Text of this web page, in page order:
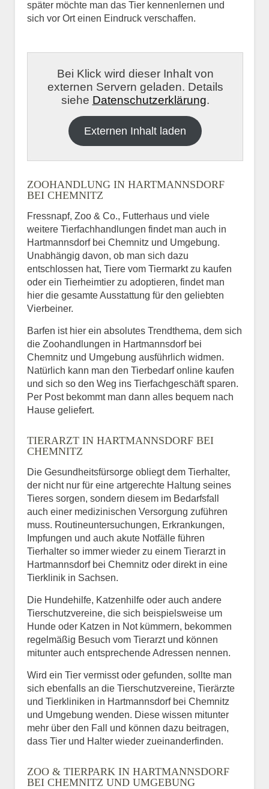
später möchte man das Tier kennenlernen und
sich vor Ort einen Eindruck verschaffen.
Bei Klick wird dieser Inhalt von
externen Servern geladen. Details
siehe Datenschutzerklärung.
Externen Inhalt laden
ZOOHANDLUNG IN HARTMANNSDORF
BEI CHEMNITZ
Fressnapf, Zoo & Co., Futterhaus und viele
weitere Tierfachhandlungen findet man auch in
Hartmannsdorf bei Chemnitz und Umgebung.
Unabhängig davon, ob man sich dazu
entschlossen hat, Tiere vom Tiermarkt zu kaufen
oder ein Tierheimtier zu adoptieren, findet man
hier die gesamte Ausstattung für den geliebten
Vierbeiner.
Barfen ist hier ein absolutes Trendthema, dem sich
die Zoohandlungen in Hartmannsdorf bei
Chemnitz und Umgebung ausführlich widmen.
Natürlich kann man den Tierbedarf online kaufen
und sich so den Weg ins Tierfachgeschäft sparen.
Per Post bekommt man dann alles bequem nach
Hause geliefert.
TIERARZT IN HARTMANNSDORF BEI
CHEMNITZ
Die Gesundheitsfürsorge obliegt dem Tierhalter,
der nicht nur für eine artgerechte Haltung seines
Tieres sorgen, sondern diesem im Bedarfsfall
auch einer medizinischen Versorgung zuführen
muss. Routineuntersuchungen, Erkrankungen,
Impfungen und auch akute Notfälle führen
Tierhalter so immer wieder zu einem Tierarzt in
Hartmannsdorf bei Chemnitz oder direkt in eine
Tierklinik in Sachsen.
Die Hundehilfe, Katzenhilfe oder auch andere
Tierschutzvereine, die sich beispielsweise um
Hunde oder Katzen in Not kümmern, bekommen
regelmäßig Besuch vom Tierarzt und können
mitunter auch entsprechende Adressen nennen.
Wird ein Tier vermisst oder gefunden, sollte man
sich ebenfalls an die Tierschutzvereine, Tierärzte
und Tierkliniken in Hartmannsdorf bei Chemnitz
und Umgebung wenden. Diese wissen mitunter
mehr über den Fall und können dazu beitragen,
dass Tier und Halter wieder zueinanderfinden.
ZOO & TIERPARK IN HARTMANNSDORF
BEI CHEMNITZ UND UMGEBUNG